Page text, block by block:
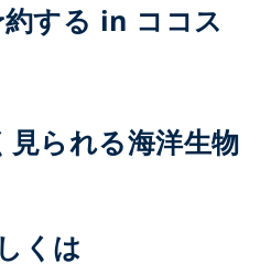
する in ココス
られる海洋生物
くは